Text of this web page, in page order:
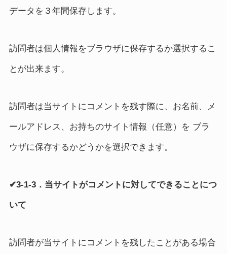
データを３年間保存します。
訪問者は個人情報をブラウザに保存するか選択するこ
とが出来ます。
訪問者は当サイトにコメントを残す際に、お名前、メ
ールアドレス、お持ちのサイト情報（任意）を ブラ
ウザに保存するかどうかを選択できます。
✔3-1-3．当サイトがコメントに対してできることにつ
いて
訪問者が当サイトにコメントを残したことがある場合